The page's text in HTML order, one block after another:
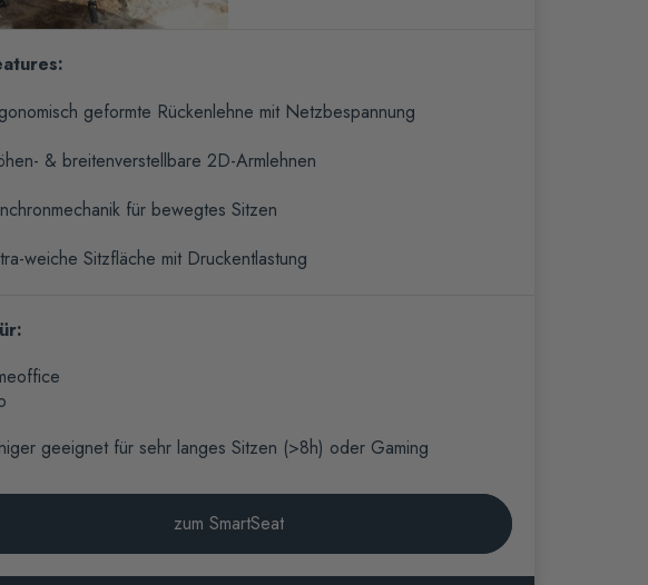
geformte Rückenlehne mit Netzbespannung
& breitenverstellbare 2D-Armlehnen
für bewegtes Sitzen
weiche Sitzfläche mit Druckentlastung
geeignet für sehr langes Sitzen (>8h) oder Gaming
zum SmartSeat